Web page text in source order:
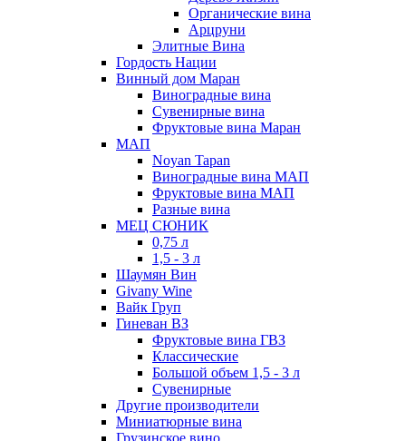
Органические вина
Арцруни
Элитные Вина
Гордость Нации
Винный дом Маран
Виноградные вина
Сувенирные вина
Фруктовые вина Маран
МАП
Noyan Tapan
Виноградные вина МАП
Фруктовые вина МАП
Разные вина
МЕЦ СЮНИК
0,75 л
1,5 - 3 л
Шаумян Вин
Givany Wine
Вайк Груп
Гиневан ВЗ
Фруктовые вина ГВЗ
Классические
Большой объем 1,5 - 3 л
Сувенирные
Другие производители
Миниатюрные вина
Грузинское вино